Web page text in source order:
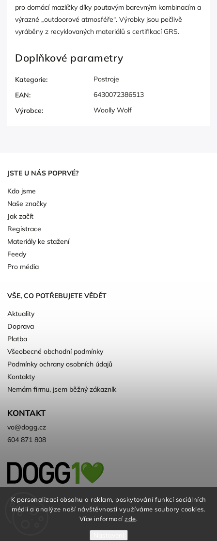
K personalizaci obsahu a reklam, poskytování funkcí sociálních
médií a analýze naší návštěvnosti využíváme soubory cookies.
Více informacízde.
pro domácí mazlíčky díky poutavým barevným kombinacím a
výrazné „outdoorové atmosféře“. Výrobky jsou pečlivě
vyráběny z recyklovaných materiálů s certifikací GRS.
Doplňkové parametry
Kategorie:
Postroje
EAN:
6430072386513
Výrobce: Woolly Wolf
JSTE U NÁS POPRVÉ?
Kdo jsme
Naše značky
Jak začít
Registrace
Materiály ke stažení
Feedy
Pro média
VŠE, CO POTŘEBUJETE VĚDĚT
Aktuality
Doprava
Platba
Všeobecné obchodní podmínky
Podmínky ochrany osobních údajů
Kontakty
Nemám firmu, jsem běžný zákazník
KONTAKT
vo@dogg.cz
604 871 808
Velkoobchod kvalitních a ♻️eko
chovatelských potřeb. Už 10 let